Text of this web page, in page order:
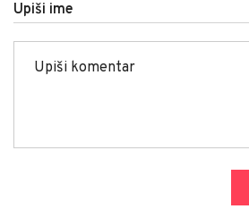
Upiši ime